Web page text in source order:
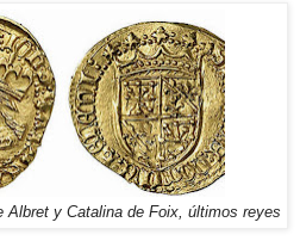
Albret y Catalina de Foix, últimos reyes